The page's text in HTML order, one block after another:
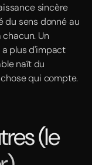
sincère
du sens donné au
Un
plus d'impact
naît du
qui compte.
(le